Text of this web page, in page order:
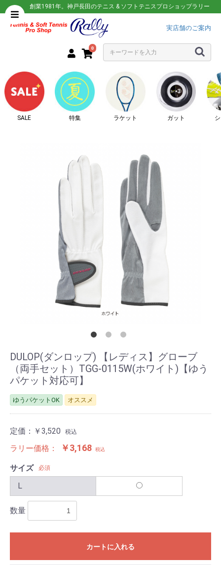
創業1981年。神戸長田のテニス & ソフトテニスプロショップラリー
実店舗のご案内
0
SALE 特集 ラケット ガット
DULOP(ダンロップ) 【レディス】グローブ
（両手セット）TGG-0115W(ホワイト)【ゆう
パケット対応可】
ゆうパケットOK オススメ
定価： ￥3,520 税込
ラリー価格： ￥3,168 税込
サイズ 必須
L
数量
カートに入れる